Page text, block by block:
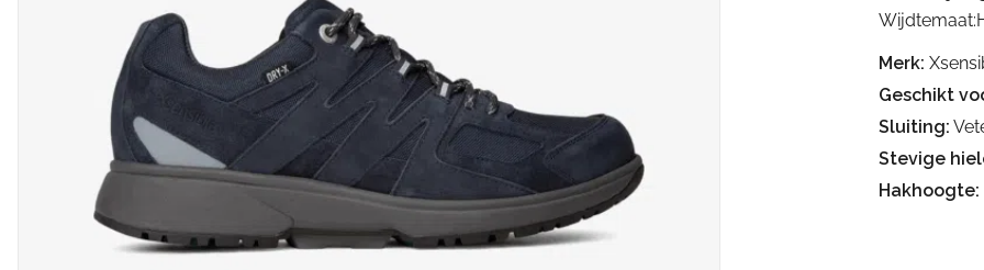
Merk:
Geschikt
Sluiting:
Stevige
Hakhoogte: